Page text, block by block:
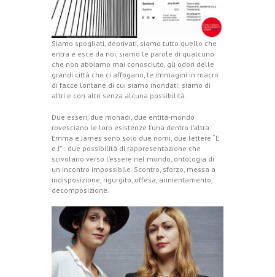
Siamo spogliati, deprivati, siamo tutto quello che
entra e esce da noi, siamo le parole di qualcuno
che non abbiamo mai conosciuto, gli odori delle
grandi città che ci affogano, le immagini in macro
di facce lontane di cui siamo inondati: siamo di
altri e con altri senza alcuna possibilità.
Due esseri, due monadi, due entità-mondo
rovesciano le loro esistenze l’una dentro l’altra:
Emma e James sono solo due nomi, due lettere “E
e J” : due possibilità di rappresentazione che
scivolano verso l’essere nel mondo, ontologia di
un incontro impossibile. Scontro, sforzo, messa a
indisposizione, rigurgito, offesa, annientamento,
decomposizione.